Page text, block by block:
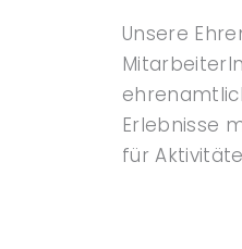
Unsere
Erlebnisse
für